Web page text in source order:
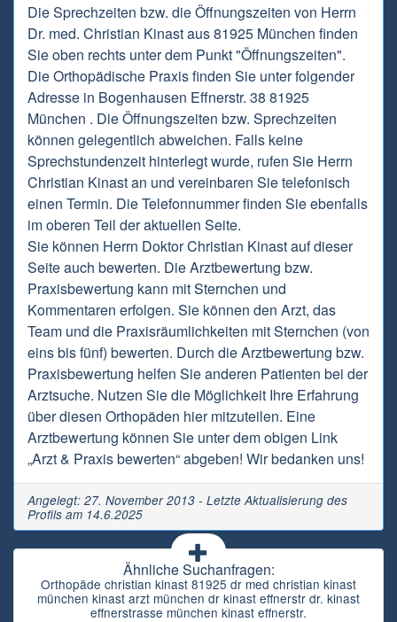
Die Sprechzeiten bzw. die Öffnungszeiten von Herrn
Dr. med. Christian Kinast aus 81925 München finden
Sie oben rechts unter dem Punkt "Öffnungszeiten".
Die Orthopädische Praxis finden Sie unter folgender
Adresse in Bogenhausen Effnerstr. 38 81925
München . Die Öffnungszeiten bzw. Sprechzeiten
können gelegentlich abweichen. Falls keine
Sprechstundenzeit hinterlegt wurde, rufen Sie Herrn
Christian Kinast an und vereinbaren Sie telefonisch
einen Termin. Die Telefonnummer finden Sie ebenfalls
im oberen Teil der aktuellen Seite.
Sie können Herrn Doktor Christian Kinast auf dieser
Seite auch bewerten. Die Arztbewertung bzw.
Praxisbewertung kann mit Sternchen und
Kommentaren erfolgen. Sie können den Arzt, das
Team und die Praxisräumlichkeiten mit Sternchen (von
eins bis fünf) bewerten. Durch die Arztbewertung bzw.
Praxisbewertung helfen Sie anderen Patienten bei der
Arztsuche. Nutzen Sie die Möglichkeit Ihre Erfahrung
über diesen Orthopäden hier mitzuteilen. Eine
Arztbewertung können Sie unter dem obigen Link
„Arzt & Praxis bewerten“ abgeben! Wir bedanken uns!
Angelegt: 27. November 2013 - Letzte Aktualisierung des
Profils am 14.6.2025
Ähnliche Suchanfragen:
Orthopäde christian kinast 81925 dr med christian kinast
münchen kinast arzt münchen dr kinast effnerstr dr. kinast
effnerstrasse münchen kinast effnerstr.